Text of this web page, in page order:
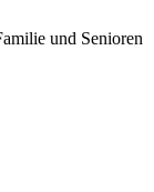
und Senioren